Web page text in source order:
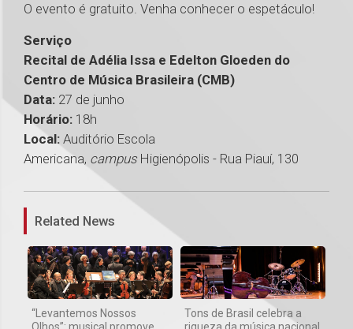
O evento é gratuito. Venha conhecer o espetáculo!
Serviço
Recital de Adélia Issa e Edelton Gloeden do
Centro de Música Brasileira (CMB)
Data: 27 de junho
Horário: 18h
Local: Auditório Escola
Americana, campus Higienópolis - Rua Piauí, 130
1
Related News
“Levantemos Nossos
Tons de Brasil celebra a